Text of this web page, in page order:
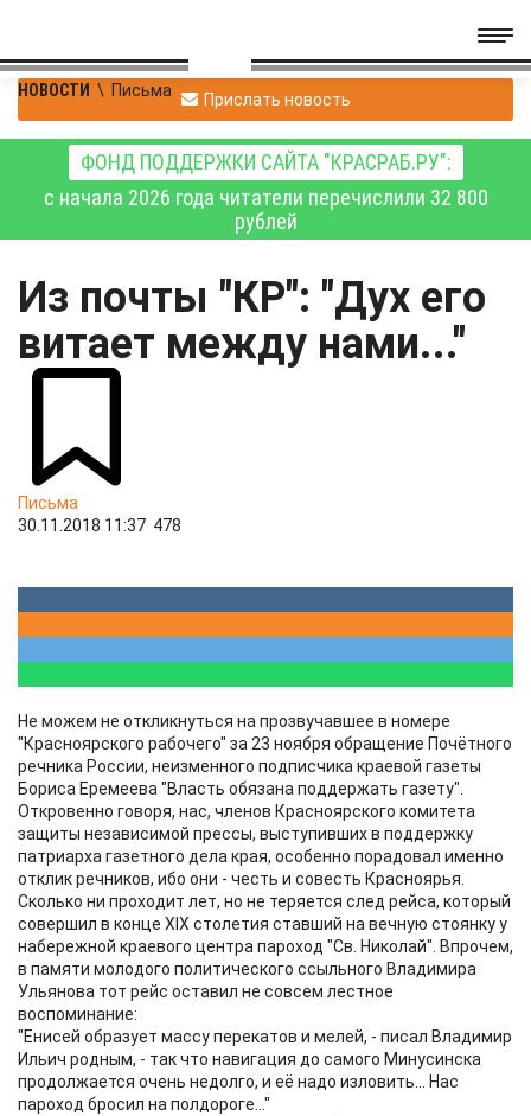
НОВОСТИ \ Письма Прислать новость
ФОНД ПОДДЕРЖКИ САЙТА "КРАСРАБ.РУ":
с начала 2026 года читатели перечислили 32 800
рублей
Из почты "КР": "Дух его
витает между нами..."
Письма
30.11.2018 11:37 478
Не можем не откликнуться на прозвучавшее в номере
"Красноярского рабочего" за 23 ноября обращение Почётного
речника России, неизменного подписчика краевой газеты
Бориса Еремеева "Власть обязана поддержать газету".
Откровенно говоря, нас, членов Красноярского комитета
защиты независимой прессы, выступивших в поддержку
патриарха газетного дела края, особенно порадовал именно
отклик речников, ибо они - честь и совесть Красноярья.
Сколько ни проходит лет, но не теряется след рейса, который
совершил в конце XIX столетия ставший на вечную стоянку у
набережной краевого центра пароход "Св. Николай". Впрочем,
в памяти молодого политического ссыльного Владимира
Ульянова тот рейс оставил не совсем лестное
воспоминание:
"Енисей образует массу перекатов и мелей, - писал Владимир
Ильич родным, - так что навигация до самого Минусинска
продолжается очень недолго, и её надо изловить... Нас
пароход бросил на полдороге..."